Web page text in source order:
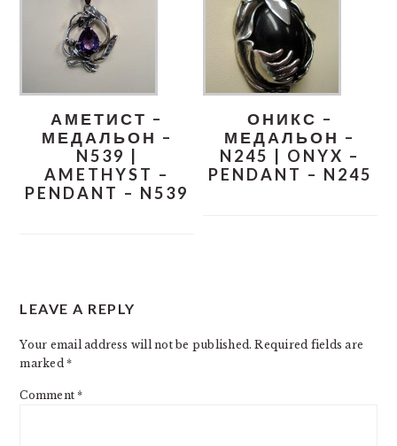
АМЕТИСТ –
МЕДАЛЬОН –
N539 |
AMETHYST –
PENDANT – N539
ОНИКС –
МЕДАЛЬОН –
N245 | ONYX –
PENDANT – N245
INTERACTIONS
LEAVE A REPLY
Your email address will not be published. Required fields are
marked*
Comment*